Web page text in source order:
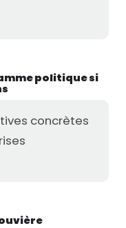
politique si
concrètes